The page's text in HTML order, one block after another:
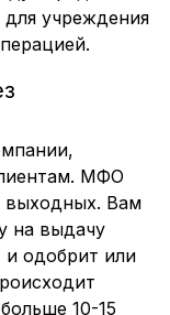
учреждения
МФО
выходных. Вам
на выдачу
одобрит или
10-15